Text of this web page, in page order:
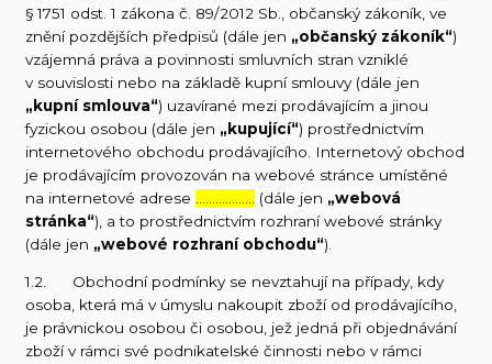
§ 1751 odst. 1 zákona č. 89/2012 Sb., občanský zákoník, ve
znění pozdějších předpisů (dále jen „občanský zákoník“)
vzájemná práva a povinnosti smluvních stran vzniklé
v souvislosti nebo na základě kupní smlouvy (dále jen
„kupní smlouva“) uzavírané mezi prodávajícím a jinou
fyzickou osobou (dále jen „kupující“) prostřednictvím
internetového obchodu prodávajícího. Internetový obchod
je prodávajícím provozován na webové stránce umístěné
na internetové adrese
(dále jen „webová
stránka“), a to prostřednictvím rozhraní webové stránky
(dále jen „webové rozhraní obchodu“).
1.2. Obchodní podmínky se nevztahují na případy, kdy
osoba, která má v úmyslu nakoupit zboží od prodávajícího,
je právnickou osobou či osobou, jež jedná při objednávání
zboží v rámci své podnikatelské činnosti nebo v rámci